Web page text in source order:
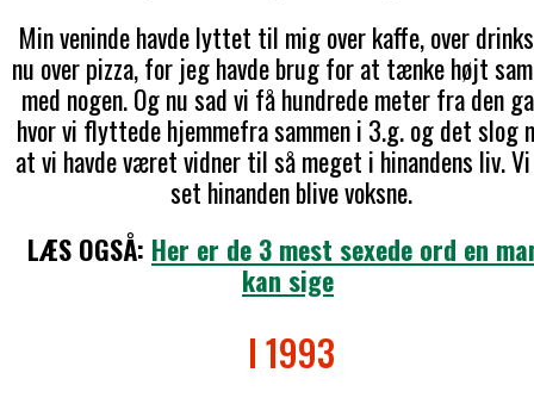
Min veninde havde lyttet til mig over kaffe, over
nu over pizza, for jeg havde brug for at tænke højt
med nogen. Og nu sad vi få hundrede meter fra den
hvor vi flyttede hjemmefra sammen i 3.g. og det slog
at vi havde været vidner til så meget i hinandens liv.
set hinanden blive voksne.
LÆS OGSÅ: Her er de 3 mest sexede ord en
kan sige
I 1993